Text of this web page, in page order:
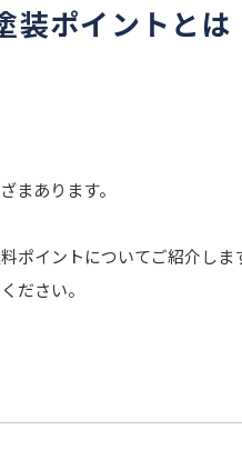
装ポイントとは
まあります。
ポイントについてご紹介しま
ださい。